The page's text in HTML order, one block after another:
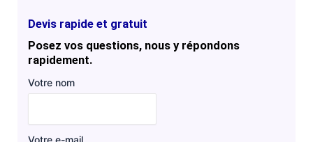
Devis rapide et gratuit
Posez vos questions, nous y répondons
rapidement.
Votre nom